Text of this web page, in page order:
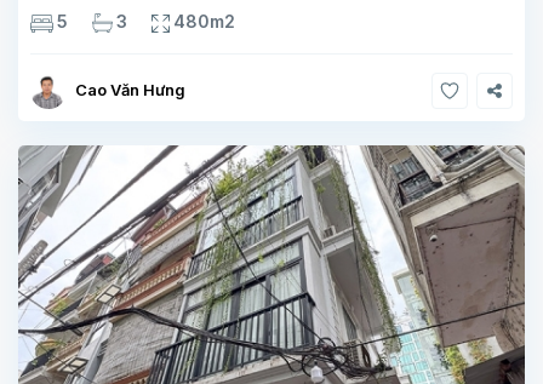
160m²x3 tầng,3 phòng ngủ,5 phòng tăm Tầng 1– phòng
khách 1 phòng bếp,phòng ăn 1 wc Tầng 2 -4
5 3 480m2
Cao Văn Hưng